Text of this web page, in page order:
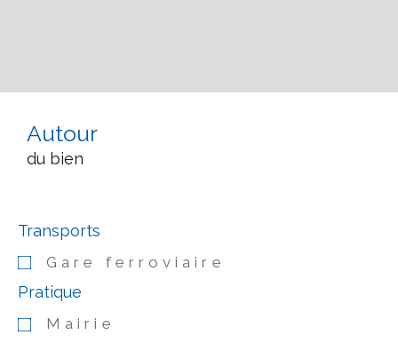
Autour
du bien
Transports
Gare ferroviaire
Pratique
Mairie